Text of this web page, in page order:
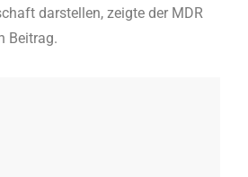
darstellen, zeigte der MDR
Beitrag.